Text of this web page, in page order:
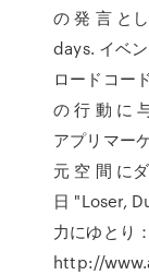
の 発 言 と
days. イベ
ロードコー
の 行 動 に
アプリマー
元 空 間 に
日 "Loser,
力にゆとり
http://